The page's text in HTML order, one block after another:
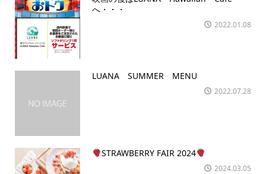
へ・・・
2022.01.08
LUANA SUMMER MENU
2022.07.28
STRAWBERRY FAIR 2024
2024.03.05